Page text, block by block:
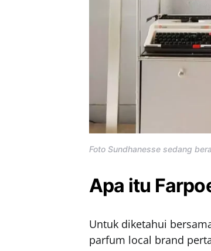
Foto Sundhanesse sedang
Apa itu
Untuk diketahui
parfum local brand